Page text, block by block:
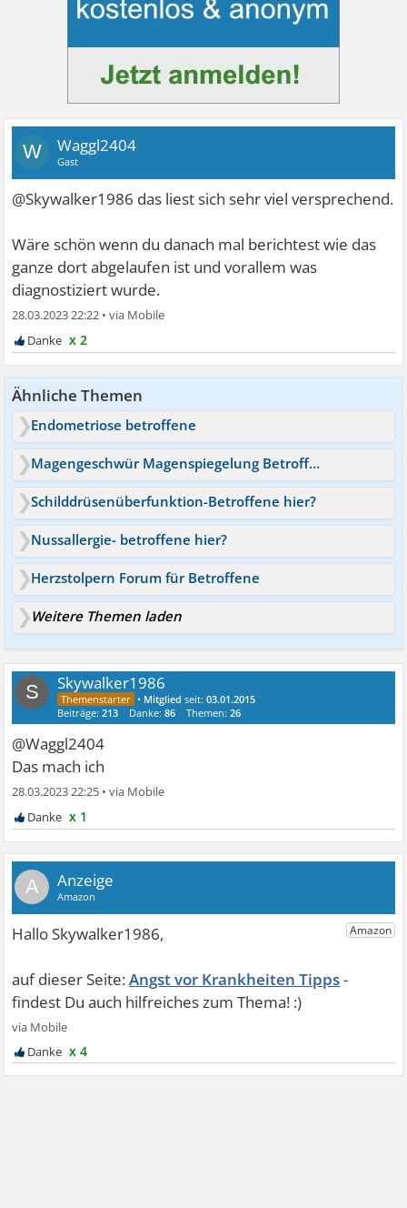
W Waggl2404
Gast
@Skywalker1986 das liest sich sehr viel versprechend.
Wäre schön wenn du danach mal berichtest wie das
ganze dort abgelaufen ist und vorallem was
diagnostiziert wurde.
28.03.2023 22:22 •
x 2
Ähnliche Themen
Endometriose betroffene
Magengeschwür Magenspiegelung Betroffene
Schilddrüsenüberfunktion-Betroffene hier?
Nussallergie- betroffene hier?
Herzstolpern Forum für Betroffene
Weitere Themen laden
S Skywalker1986
• Mitglied seit:03.01.2015
Beiträge:213 Danke:86 Themen:26
@Waggl2404
Das mach ich
28.03.2023 22:25 •
x 1
A
Angst vor Krankheiten Tipps
x 4